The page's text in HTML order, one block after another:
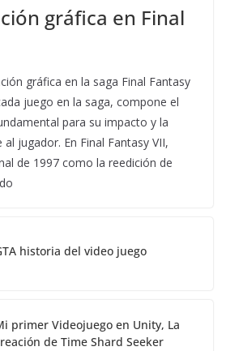
gráfica en Final
gráfica en la saga Final Fantasy
juego en la saga, compone el
para su impacto y la
jugador. En Final Fantasy VII,
de 1997 como la reedición de
historia del video juego
primer Videojuego en Unity, La
de Time Shard Seeker